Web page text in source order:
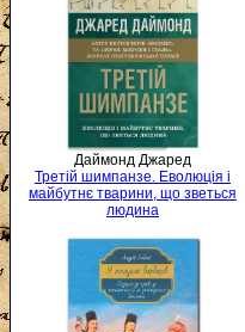
Даймонд Джаред
Третій шимпанзе. Еволюція і
майбутнє тварини, що зветься
людина